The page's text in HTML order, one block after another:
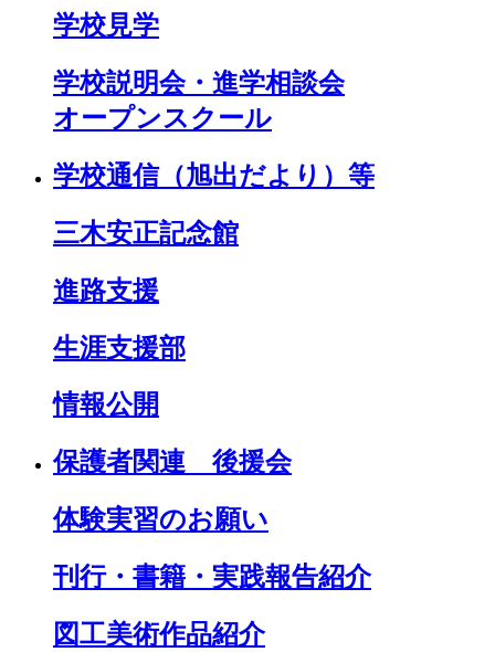
学校見学
学校説明会・進学相談会
オープンスクール
学校通信（旭出だより）等
三木安正記念館
進路支援
生涯支援部
情報公開
保護者関連 後援会
体験実習のお願い
刊行・書籍・実践報告紹介
図工美術作品紹介